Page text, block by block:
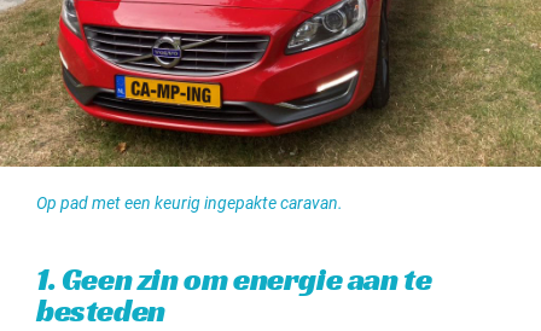
Op pad met een keurig ingepakte caravan.
1. Geen zin om energie aan te
besteden